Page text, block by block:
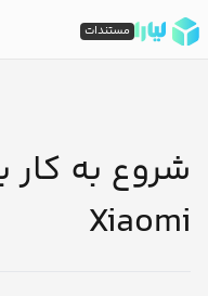
شروع به
Xiaomi
مستندات